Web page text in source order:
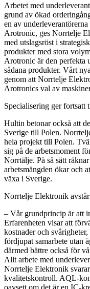
Arbetet med
grund av ökad
en av
Arotronic, ges Norrtelje
med utslagsröst i
produkter med stora
Arotronic är den perfekta
sådana produkter. Vårt
genom att Norrtelje
Arotronics val av
Specialisering ger fortsatt
Hultin betonar också att
Sverige till Polen.
hela projekt till Polen.
sig på de arbetsmoment
Norrtälje. På så sätt
arbetsmängden ökar och
växa i Sverige.
Norrtelje Elektronik
– Vår grundprincip är att
Erfarenheten visar att
kostnader och
fördjupat samarbete utan
därmed bättre också för
Allt arbete med
Norrtelje Elektronik
kvalitetskontroll. AQL-
oavsett om det är en IC-